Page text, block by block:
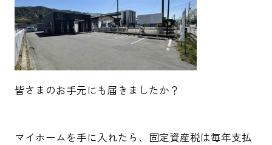
皆さまのお手元にも届きましたか？
マイホームを手に入れたら、固定資産税は毎年支払